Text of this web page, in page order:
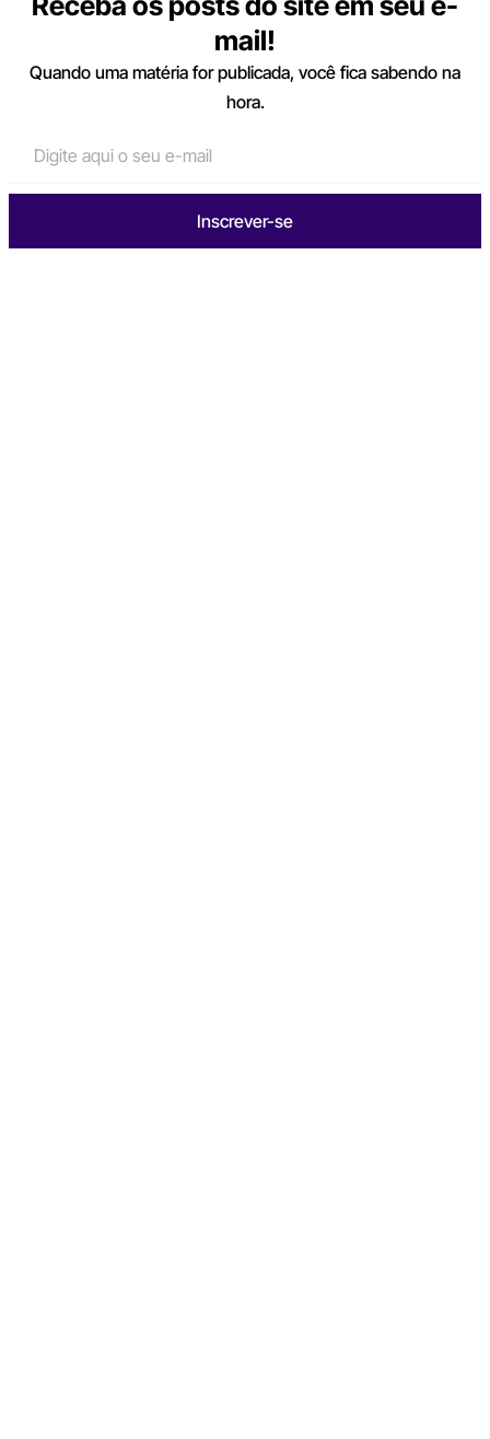
mail!
Quando uma matéria for publicada, você fica sabendo na
hora.
Inscrever-se